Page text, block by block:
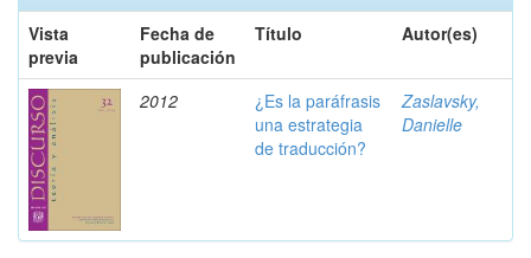
Vista
previa
Fecha de
publicación
Título Autor(es)
2012
¿Es la paráfrasis
una estrategia
de traducción?
Zaslavsky,
Danielle